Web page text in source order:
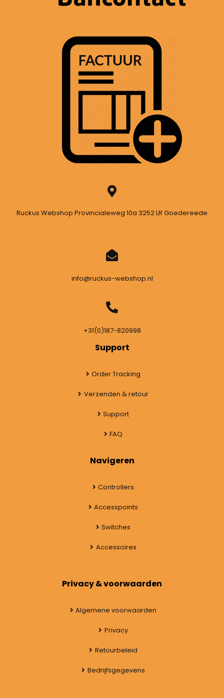
Ruckus Webshop Provincialeweg 10a 3252 LR Goedereede
info@ruckus-webshop.nl
+31(0)187-820998
Support
Order Tracking
Verzenden & retour
Support
FAQ
Navigeren
Controllers
Accesspoints
Switches
Accessoires
Privacy & voorwaarden
Algemene voorwaarden
Privacy
Retourbeleid
Bedrijfsgegevens